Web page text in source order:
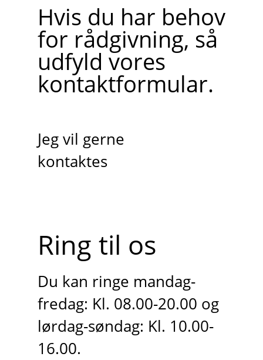
Hvis du har behov
for rådgivning, så
udfyld vores
kontaktformular.
Jeg vil gerne
kontaktes
Ring til os
Du kan ringe mandag-
fredag: Kl. 08.00-20.00 og
lørdag-søndag: Kl. 10.00-
16.00.